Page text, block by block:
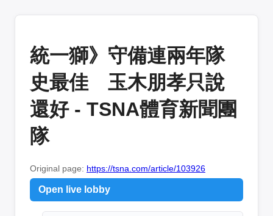
統一獅》守備連兩年隊
史最佳 玉木朋孝只說
還好 - TSNA體育新聞團
隊
Original page: https://tsna.com/article/103926
Open live lobby